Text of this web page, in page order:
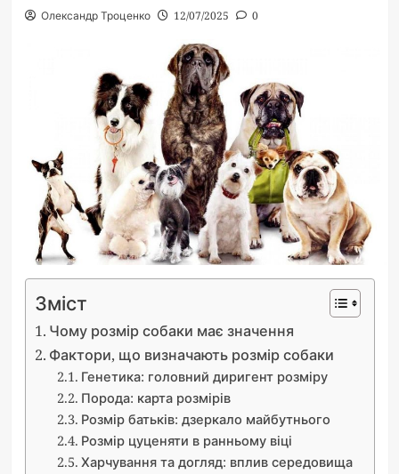
Олександр Троценко 12/07/2025 0
Зміст
Чому розмір собаки має значення
Фактори, що визначають розмір собаки
Генетика: головний диригент розміру
Порода: карта розмірів
Розмір батьків: дзеркало майбутнього
Розмір цуценяти в ранньому віці
Харчування та догляд: вплив середовища